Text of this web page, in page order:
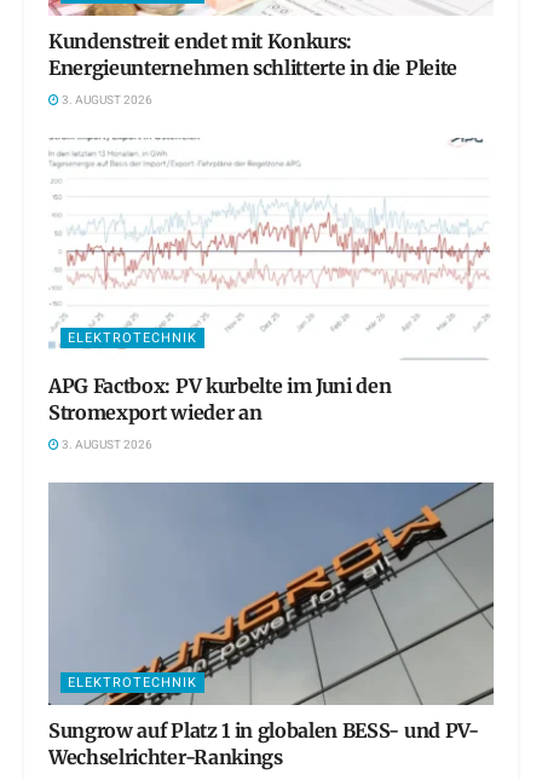
Kundenstreit endet mit Konkurs:
Energieunternehmen schlitterte in die Pleite
3. AUGUST 2026
ELEKTROTECHNIK
APG Factbox: PV kurbelte im Juni den
Stromexport wieder an
3. AUGUST 2026
ELEKTROTECHNIK
Sungrow auf Platz 1 in globalen BESS- und PV-
Wechselrichter-Rankings